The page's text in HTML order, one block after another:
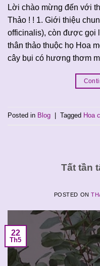
Lời chào mừng đến với
Thảo ! ! 1. Giới thiệu
officinalis), còn được gọi
thân thảo thuộc họ Hoa
cây bụi có hương thơm
Posted in Blog Tagged Hoa
Tất tần
POSTED ON
22
Th5